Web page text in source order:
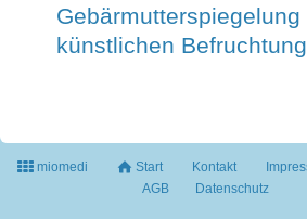
künstlichen
miomedi Start Kontakt
AGB
Datenschutz